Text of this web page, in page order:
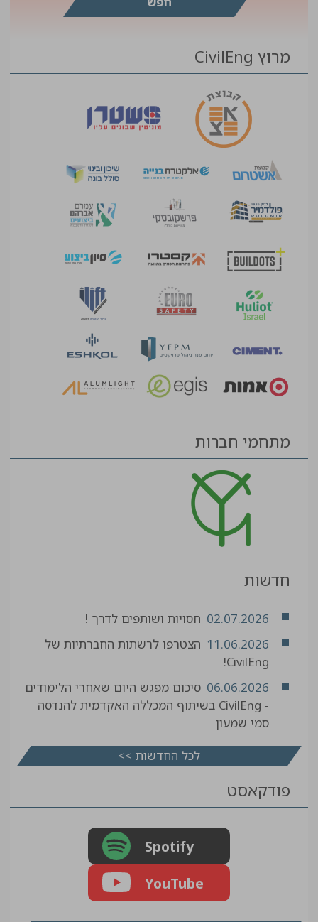
מרוץ CivilEng
מתחמי חברות
חדשות
02.07.2026 חסויות ושותפים לדרך !
11.06.2026 הצטרפו לרשתות החברתיות של
CivilEng!
06.06.2026 סיכום מפגש היום שאחרי הלימודים
- CivilEng בשיתוף המכללה האקדמית להנדסה
סמי שמעון
לכל החדשות >>
פודקאסט
Spotify
YouTube